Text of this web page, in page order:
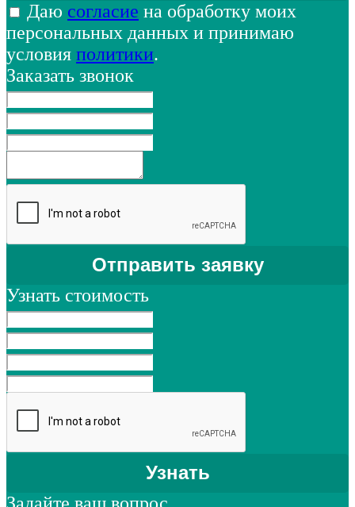
Даю согласие на обработку моих
персональных данных и принимаю
условия политики.
Заказать звонок
Узнать стоимость